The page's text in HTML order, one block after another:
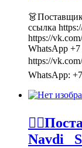
ссылка
https://
WhatsApp +7
https://
WhatsApp:
Navdi